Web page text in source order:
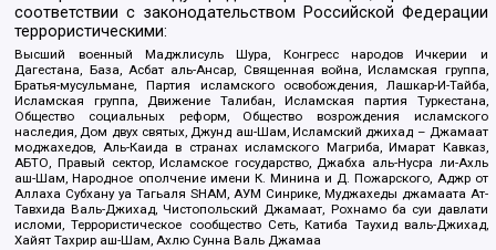
соответствии с законодательством Российской Федерации
террористическими:
Высший военный Маджлисуль Шура, Конгресс народов Ичкерии и
Дагестана, База, Асбат аль-Ансар, Священная война, Исламская группа,
Братья-мусульмане, Партия исламского освобождения, Лашкар-И-Тайба,
Исламская группа, Движение Талибан, Исламская партия Туркестана,
Общество социальных реформ, Общество возрождения исламского
наследия, Дом двух святых, Джунд аш-Шам, Исламский джихад – Джамаат
моджахедов, Аль-Каида в странах исламского Магриба, Имарат Кавказ,
АБТО, Правый сектор, Исламское государство, Джабха аль-Нусра ли-Ахль
аш-Шам, Народное ополчение имени К. Минина и Д. Пожарского, Аджр от
Аллаха Субхану уа Тагьаля SHAM, АУМ Синрике, Муджахеды джамаата Ат-
Тавхида Валь-Джихад, Чистопольский Джамаат, Рохнамо ба суи давлати
исломи, Террористическое сообщество Сеть, Катиба Таухид валь-Джихад,
Хайят Тахрир аш-Шам, Ахлю Сунна Валь Джамаа